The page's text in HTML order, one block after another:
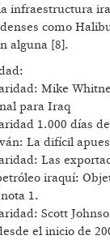
infraestructura
como
alguna [8].
Mike
para Iraq
1.000 días
La difícil
Las
iraquí:
1.
Scott
el inicio de